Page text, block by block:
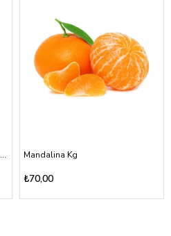
Züber Noutos Fırınlanmış Nohut Cipsi Yoğurt Mevsim Yeşillikleri 55gr Mandalina Kg
₺70,00